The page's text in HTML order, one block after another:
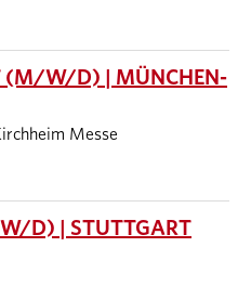
(M/W/D) | MÜNCHEN-
Messe
D) | STUTTGART